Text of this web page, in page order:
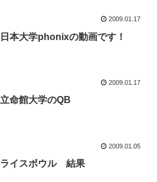
2009.01.17
日本大学phonixの動画です！
2009.01.17
立命館大学のQB
2009.01.05
ライスボウル 結果